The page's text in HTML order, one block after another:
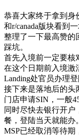
恭喜大家终于拿到身
和r/canada版块看到
整理了一下最高赞的
踩坑。
首先入境前一定要核
在这个日期前入境激
Landing处官员办理
接下来是落地后的头
门店申请SIN，一般
同时尽快去银行开户
餐，登陆当天就能办
MSP已经取消等待期